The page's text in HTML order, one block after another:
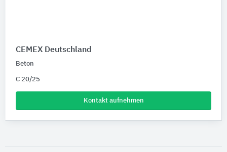
CEMEX Deutschland
Beton
C 20/25
Kontakt aufnehmen